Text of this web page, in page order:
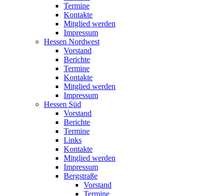
Termine
Kontakte
Mitglied werden
Impressum
Hessen Nordwest
Vorstand
Berichte
Termine
Kontakte
Mitglied werden
Impressum
Hessen Süd
Vorstand
Berichte
Termine
Links
Kontakte
Mitglied werden
Impressum
Bergstraße
Vorstand
Termine